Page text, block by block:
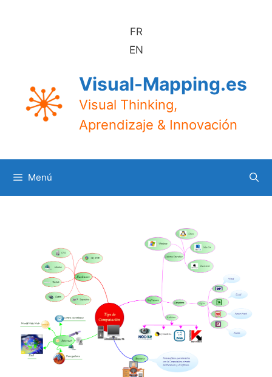
FR
EN
Visual-Mapping.es
Visual Thinking,
Aprendizaje & Innovación
Menú